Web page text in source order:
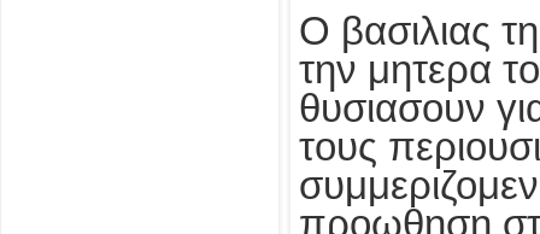
Ο βασιλιας
την μητερα
θυσιασουν
τους
προωθηση